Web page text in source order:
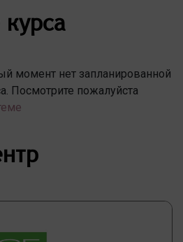
момент нет запланированной
Посмотрите пожалуйста